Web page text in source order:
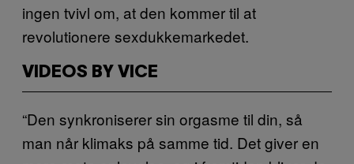
ingen tvivl om, at den kommer til at
revolutionere sexdukkemarkedet.
VIDEOS BY VICE
“Den synkroniserer sin orgasme til din, så
man når klimaks på samme tid. Det giver en